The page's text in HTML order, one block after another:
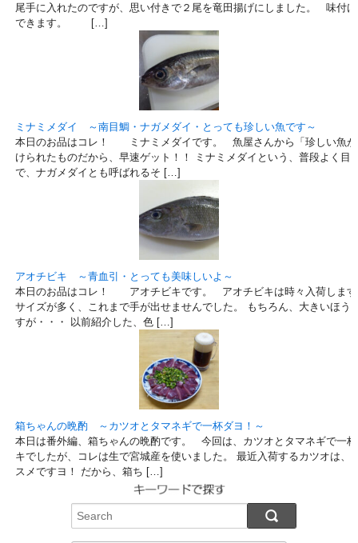
尾手に入れたのですが、思い付きで２尾を竜田揚げにしました。 味付
できます。 […]
ミナミメダイ ～南目鯛・ナガメダイ・とっても珍しい魚です～
本日のお品はコレ！ ミナミメダイです。 魚屋さんから「珍しい魚が
けられたものだから、早速ゲット！！ ミナミメダイという、普段よく目
で、ナガメダイとも呼ばれるそ […]
アオチビキ ～青血引・とっても美味しいよ～
本日のお品はコレ！ アオチビキです。 アオチビキは時々入荷します
サイズが多く、これまで手が出せませんでした。 もちろん、大きいほう
すが・・・ 以前紹介した、色 […]
箱ちゃんの晩酌 ～カツオとタマネギで一杯ダヨ！～
本日は番外編、箱ちゃんの晩酌です。 今回は、カツオとタマネギで一
キでしたが、コレは生で宮城産を使いました。 最近入荷するカツオは、
スメですヨ！ だから、箱ち […]